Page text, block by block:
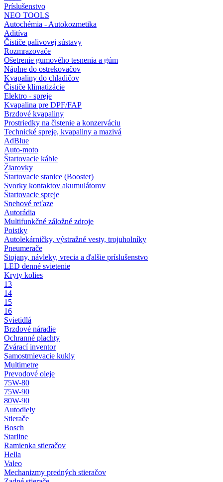
Príslušenstvo
NEO TOOLS
Autochémia - Autokozmetika
Aditíva
Čističe palivovej sústavy
Rozmrazovače
Ošetrenie gumového tesnenia a gúm
Náplne do ostrekovačov
Kvapaliny do chladičov
Čističe klimatizácie
Elektro - spreje
Kvapalina pre DPF/FAP
Brzdové kvapaliny
Prostriedky na čistenie a konzerváciu
Technické spreje, kvapaliny a mazivá
AdBlue
Auto-moto
Štartovacie káble
Žiarovky
Štartovacie stanice (Booster)
Svorky kontaktov akumulátorov
Štartovacie spreje
Snehové reťaze
Autorádia
Multifunkčné záložné zdroje
Poistky
Autolekárničky, výstražné vesty, trojuholníky
Pneumerače
Stojany, návleky, vrecia a ďalšie príslušenstvo
LED denné svietenie
Kryty kolies
13
14
15
16
Svietidlá
Brzdové náradie
Ochranné plachty
Zvárací inventor
Samostmievacie kukly
Multimetre
Prevodové oleje
75W-80
75W-90
80W-90
Autodiely
Stierače
Bosch
Starline
Ramienka stieračov
Hella
Valeo
Mechanizmy predných stieračov